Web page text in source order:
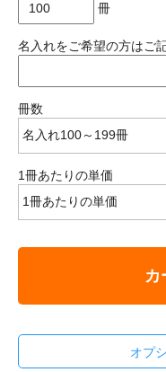
冊
名入れをご希望の方はご
冊数
1冊あたりの単価
カ
オプ